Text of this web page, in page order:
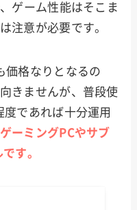
ゲーム性能はそこま
注意が必要です。
価格なりとなるの
きませんが、普段使
であれば十分運用
ーミングPCやサブ
す。